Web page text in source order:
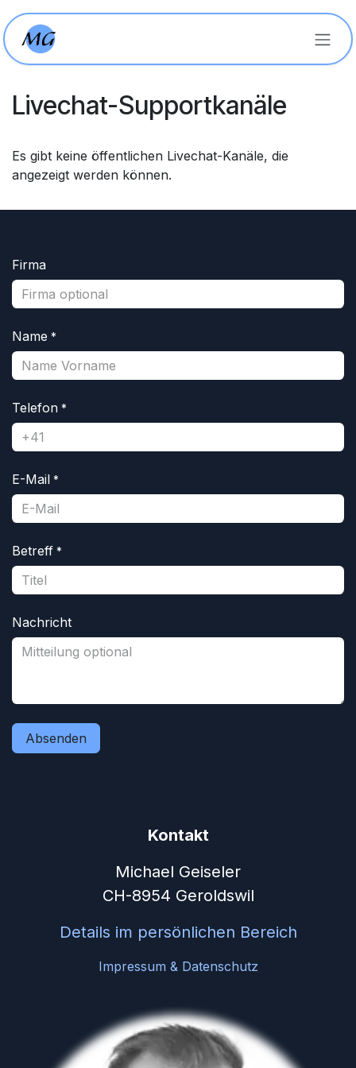
Zum Inhalt springen
Livechat-Supportkanäle
Es gibt keine öffentlichen Livechat-Kanäle, die
angezeigt werden können.
Firma
Name *
Telefon *
E-Mail *
Betreff *
Nachricht
Absenden
Kontakt
Michael Geiseler
CH-8954 Geroldswil
Details im persönlichen Bereich
Impressum & Datenschutz